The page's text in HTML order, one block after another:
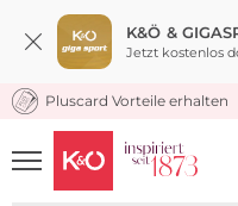
K&Ö &
Jetzt kostenlos
KOSTENLOSER
Pluscard Vorteile erhalten
UNSERE APP
CLICK &